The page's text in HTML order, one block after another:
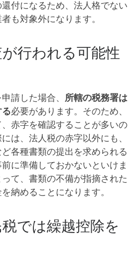
付になるため、法人格でない
も対象外になります。
行われる可能性
請した場合、 所轄の税務署は
必要があります。そのため、
赤字を確認することが多いの
は、法人税の赤字以外にも、
各種書類の提出を求められる
に準備しておかないといけま
て、書類の不備が指摘された
納めることになります。
では繰越控除を